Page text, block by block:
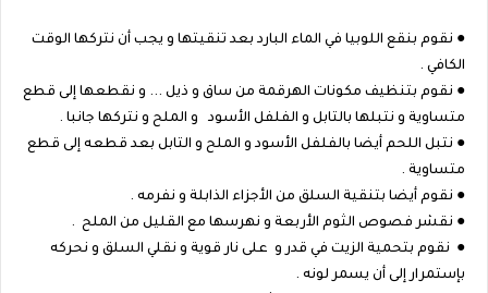
● نقوم بنقع اللوبيا في الماء البارد بعد تنقيتها و يجب أن نتركها الوقت
الكافي .
● نقوم بتنظيف مكونات الهرقمة من ساق و ذيل ... و نقطعها إلى قطع
متساوية و نتبلها بالتابل و الفلفل الأسود و الملح و نتركها جانبا .
● نتبل اللحم أيضا بالفلفل الأسود و الملح و التابل بعد قطعه إلى قطع
متساوية .
● نقوم أيضا بتنقية السلق من الأجزاء الذابلة و نفرمه .
● نقشر فصوص الثوم الأربعة و نهرسها مع القليل من الملح .
● نقوم بتحمية الزيت في قدر و على نار قوية و نقلي السلق و نحركه
بإستمرار إلى أن يسمر لونه .